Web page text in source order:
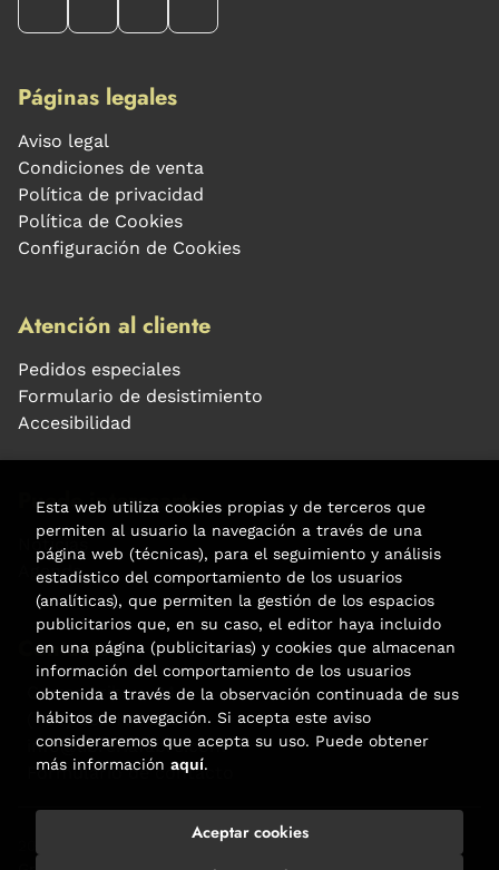
Páginas legales
Aviso legal
Condiciones de venta
Política de privacidad
Política de Cookies
Configuración de Cookies
Atención al cliente
Pedidos especiales
Formulario de desistimiento
Accesibilidad
Puede interesarte
Noticias
Agenda
Contacto
Carrer Aribau, 84
(+34) 932 160 225
info@libreriafabre.com
Formulario de contacto
. Todos los Derechos Reservados |
Esta web utiliza cookies propias y de terceros que
permiten al usuario la navegación a través de una
página web (técnicas), para el seguimiento y análisis
estadístico del comportamiento de los usuarios
(analíticas), que permiten la gestión de los espacios
publicitarios que, en su caso, el editor haya incluido
en una página (publicitarias) y cookies que almacenan
información del comportamiento de los usuarios
obtenida a través de la observación continuada de sus
hábitos de navegación. Si acepta este aviso
consideraremos que acepta su uso. Puede obtener
más información aquí.
Aceptar cookies